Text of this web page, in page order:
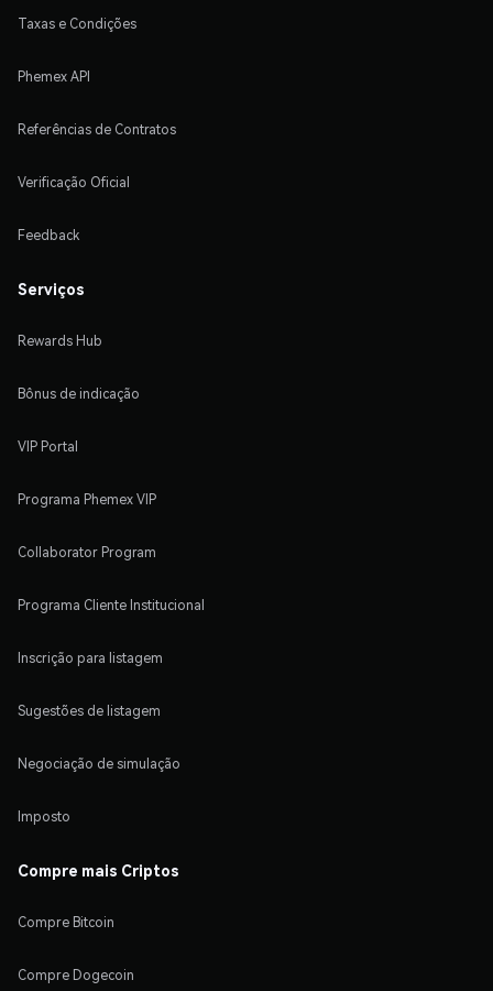
Taxas e Condições
Phemex API
Referências de Contratos
Verificação Oficial
Feedback
Serviços
Rewards Hub
Bônus de indicação
VIP Portal
Programa Phemex VIP
Collaborator Program
Programa Cliente Institucional
Inscrição para listagem
Sugestões de listagem
Negociação de simulação
Imposto
Compre mais Criptos
Compre Bitcoin
Compre Dogecoin